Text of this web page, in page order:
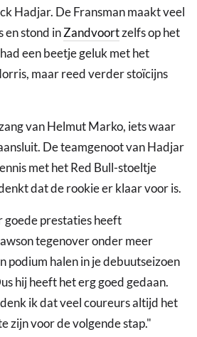
Hadjar. De Fransman maakt veel
en stond inZandvoortzelfs op het
een beetje geluk met het
maar reed verder stoïcijns
van Helmut Marko, iets waar
De teamgenoot van Hadjar
met het Red Bull-stoeltje
dat de rookie er klaar voor is.
goede prestaties heeft
tegenover onder meer
podium halen in je debuutseizoen
hij heeft het erg goed gedaan.
ik dat veel coureurs altijd het
zijn voor de volgende stap."